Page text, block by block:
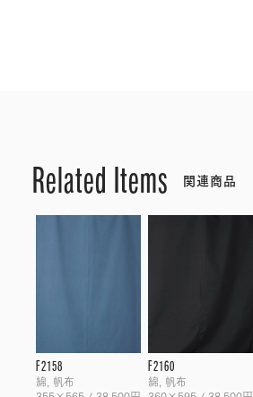
Related Items 関連商品
F2158
綿, 帆布
F2160
綿, 帆布